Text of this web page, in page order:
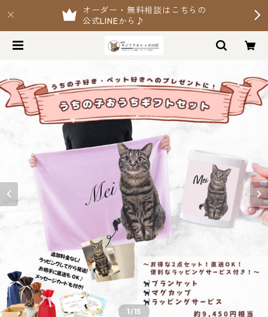
オーダー・無料相談はこちらの
公式LINEから♪
1/15